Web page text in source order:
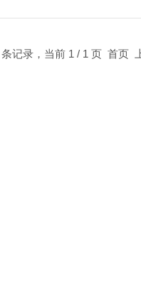
条记录，当前 1 / 1 页 首页